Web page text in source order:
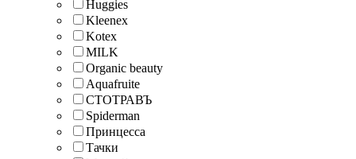
Huggies
Kleenex
Kotex
MILK
Organic beauty
Aquafruite
СТОТРАВЪ
Spiderman
Принцесса
Тачки